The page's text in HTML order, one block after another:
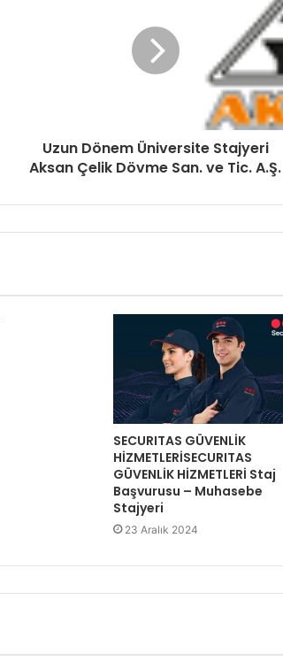
Uzun Dönem Üniversite Stajyeri
Aksan Çelik Dövme San. ve Tic. A.Ş.
SECURITAS GÜVENLİK
HİZMETLERİSECURITAS
GÜVENLİK HİZMETLERİ Staj
Başvurusu – Muhasebe
Stajyeri
23 Aralık 2024